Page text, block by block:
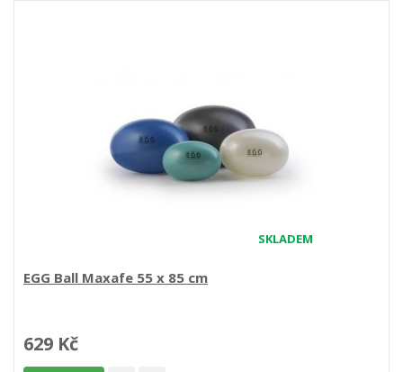
SKLADEM
EGG Ball Maxafe 55 x 85 cm
629 Kč